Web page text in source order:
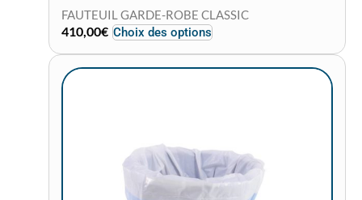
FAUTEUIL GARDE-ROBE CLASSIC
410,00€ Choix des optionsCe
produit
a
options
peuvent
être